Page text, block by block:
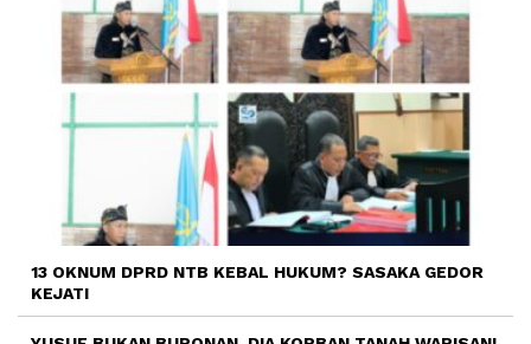
13 OKNUM DPRD NTB KEBAL HUKUM? SASAKA GEDOR
KEJATI